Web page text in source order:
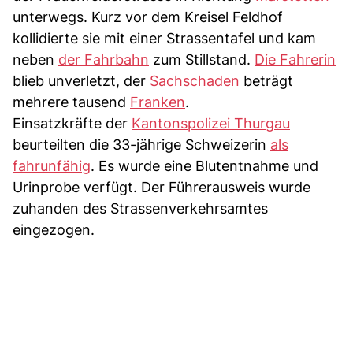
unterwegs. Kurz vor dem Kreisel Feldhof
kollidierte sie mit einer Strassentafel und kam
neben der Fahrbahn zum Stillstand. Die Fahrerin
blieb unverletzt, der Sachschaden beträgt
mehrere tausend Franken.
Einsatzkräfte der Kantonspolizei Thurgau
beurteilten die 33-jährige Schweizerin als
fahrunfähig. Es wurde eine Blutentnahme und
Urinprobe verfügt. Der Führerausweis wurde
zuhanden des Strassenverkehrsamtes
eingezogen.